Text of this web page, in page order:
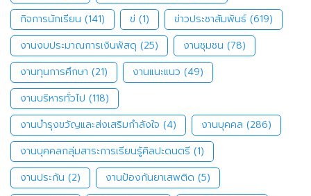
กิจการนักเรียน (141) ข่ (1) ข่าวประชาสัมพันธ์ (619)
งานงบประมาณการเงินพัสดุ (25) งานชุมชน (78)
งานทุนการศึกษา (21) งานแนะแนว (49)
งานบริหารทั่วไป (118)
งานบำรุงขวัญและส่งเสริมกำลังใจ (4) งานบุคคล (286)
งานบุคคลกลุ่มสาระการเรียนรู้ศิลปะดนตรี (1)
งานประกัน (2) งานป้องกันยาเสพติด (5)